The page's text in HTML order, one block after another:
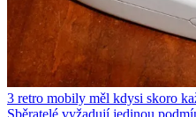
3 retro mobily měl kdysi skoro
Sběratelé vyžadují jedinou